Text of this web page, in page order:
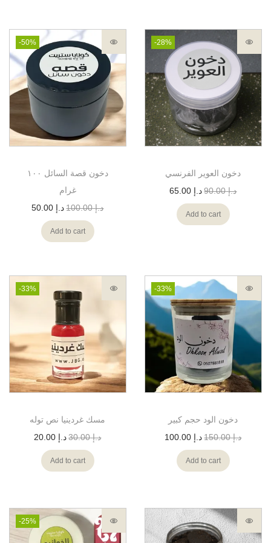
-50%
دخون قصة السائل ١٠٠
غرام
د.إ100.00 د.إ
Add to cart
-28%
دخون العوير الفرنسي
د.إ90.00 د.إ
Add to cart
-33%
مسك غردينيا نص توله
د.إ30.00 د.إ
Add to cart
-33%
دخون الود حجم كبير
د.إ150.00 د.إ
Add to cart
-25%